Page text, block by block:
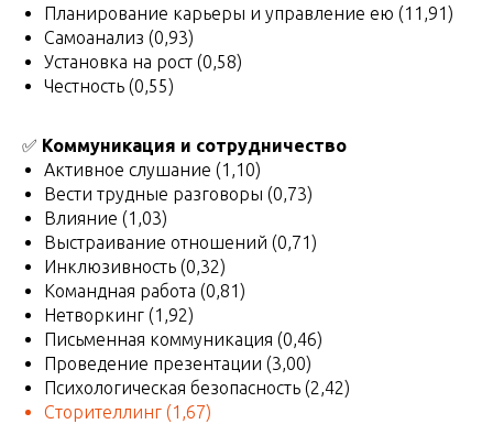
Планирование карьеры и управление ею (11,91)
Самоанализ (0,93)
Установка на рост (0,58)
Честность (0,55)
✅ Коммуникация и сотрудничество
Активное слушание (1,10)
Вести трудные разговоры (0,73)
Влияние (1,03)
Выстраивание отношений (0,71)
Инклюзивность (0,32)
Командная работа (0,81)
Нетворкинг (1,92)
Письменная коммуникация (0,46)
Проведение презентации (3,00)
Психологическая безопасность (2,42)
Сторителлинг (1,67)